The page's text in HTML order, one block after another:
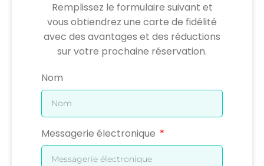
Remplissez le formulaire suivant et
vous obtiendrez une carte de fidélité
avec des avantages et des réductions
sur votre prochaine réservation.
Nom
Messagerie électronique